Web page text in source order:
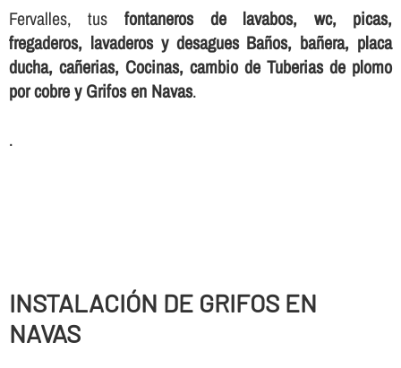
Fervalles, tus fontaneros de lavabos, wc, picas,
fregaderos, lavaderos y desagues Baños, bañera, placa
ducha, cañerias, Cocinas, cambio de Tuberias de plomo
por cobre y Grifos en Navas.
.
INSTALACIÓN DE GRIFOS EN
NAVAS